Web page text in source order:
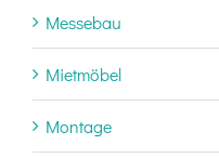
Messebau
Mietmöbel
Montage